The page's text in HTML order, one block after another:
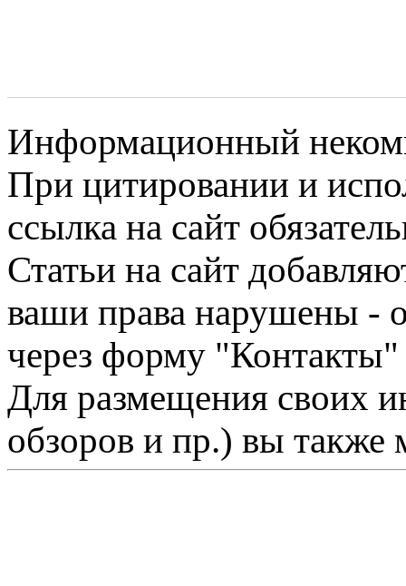
Информационный
При цитировании и
ссылка на сайт
Статьи на сайт
ваши права нарушены -
через форму "Контакты"
Для размещения своих
обзоров и пр.) вы также